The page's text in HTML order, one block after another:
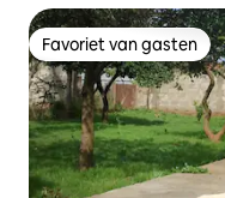
Favoriet van gasten
Favoriet van gasten